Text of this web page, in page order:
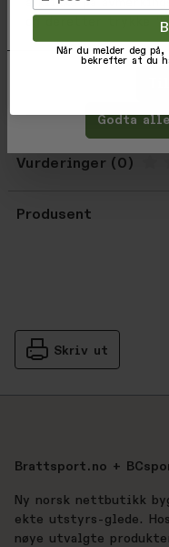
Vekt: 600 gram
EAN: 4250642106349
Vurderinger
Produsent
Skriv ut
Brattsport.no +
Ny norsk nettbutikk
ekte utstyrs-glede.
nøye utvalgte
å klikke på
og deretter trykke
Godta
Når du melder deg
bekrefter at du